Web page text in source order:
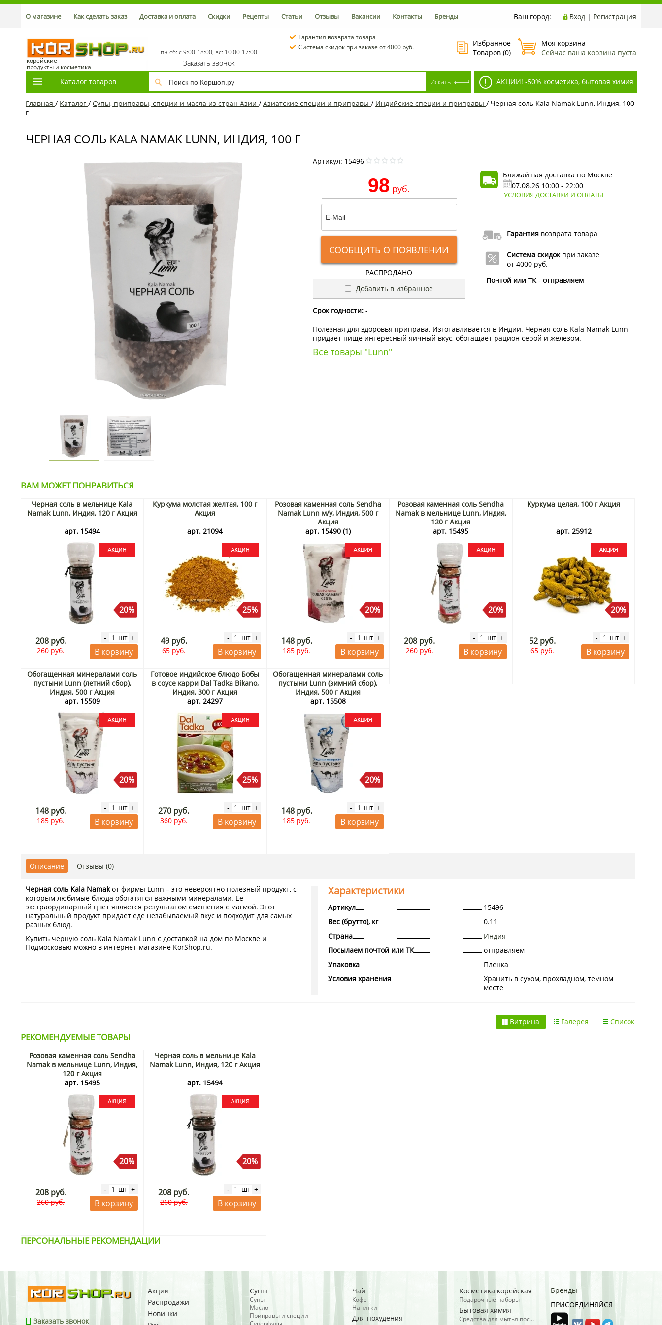
Ваш город: Вход | Регистрация
О магазине Как сделать заказ Доставка и оплата Скидки Рецепты Статьи Отзывы Вакансии Контакты Бренды
корейские
продукты и косметика
пн-сб: с 9:00-18:00; вс: 10:00-17:00
Заказать звонок
Гарантия возврата товара
Система скидок при заказе от 4000 руб.
Избранное
Товаров (0)
Моя корзина
Сейчас ваша корзина пуста
Каталог товаров АКЦИИ! -50% косметика, бытовая химия
Главная / Каталог / Супы, приправы, специи и масла из стран Азии / Азиатские специи и приправы / Индийские специи и приправы / Черная соль Kala Namak Lunn, Индия, 100
г
ЧЕРНАЯ СОЛЬ KALA NAMAK LUNN, ИНДИЯ, 100 Г
Артикул: 15496
98 руб.
СООБЩИТЬ О ПОЯВЛЕНИИ
РАСПРОДАНО
Добавить в избранное
Ближайшая доставка по Москве
07.08.26 10:00 - 22:00
УСЛОВИЯ ДОСТАВКИ И ОПЛАТЫ
Гарантиявозврата товара
Система скидокпри заказе
от 4000 руб.
Почтой или ТК- отправляем
Срок годности:-
Полезная для здоровья приправа. Изготавливается в Индии. Черная соль Kala Namak Lunn
придает пище интересный яичный вкус, обогащает рацион серой и железом.
Все товары "Lunn"
ВАМ МОЖЕТ ПОНРАВИТЬСЯ
Черная соль в мельнице Kala
Namak Lunn, Индия, 120 г Акция
арт. 15494
20%
208 руб.
260 руб.
- шт +
В корзину
Куркума молотая желтая, 100 г
Акция
арт. 21094
25%
49 руб.
65 руб.
- шт +
В корзину
Розовая каменная соль Sendha
Namak Lunn м/у, Индия, 500 г
Акция
арт. 15490 (1)
20%
148 руб.
185 руб.
- шт +
В корзину
Розовая каменная соль Sendha
Namak в мельнице Lunn, Индия,
120 г Акция
арт. 15495
20%
208 руб.
260 руб.
- шт +
В корзину
Куркума целая, 100 г Акция
арт. 25912
20%
52 руб.
65 руб.
- шт +
В корзину
Обогащенная минералами соль
пустыни Lunn (летний сбор),
Индия, 500 г Акция
арт. 15509
20%
148 руб.
185 руб.
- шт +
В корзину
Готовое индийское блюдо Бобы
в соусе карри Dal Tadka Bikano,
Индия, 300 г Акция
арт. 24297
25%
270 руб.
360 руб.
- шт +
В корзину
Обогащенная минералами соль
пустыни Lunn (зимний сбор),
Индия, 500 г Акция
арт. 15508
20%
148 руб.
185 руб.
- шт +
В корзину
Описание Отзывы (0)
Характеристики
Артикул
15496
Вес (брутто), кг
0.11
Страна
Индия
Посылаем почтой или ТК
отправляем
Упаковка
Пленка
Условия хранения
Хранить в сухом, прохладном, темном
месте
Черная соль Kala Namakот фирмы Lunn – это невероятно полезный продукт, с
которым любимые блюда обогатятся важными минералами. Ее
экстраординарный цвет является результатом смешения с магмой. Этот
натуральный продукт придает еде незабываемый вкус и подходит для самых
разных блюд.
Купить черную соль Kala Namak Lunn с доставкой на дом по Москве и
Подмосковью можно в интернет-магазине KorShop.ru.
Список
Галерея
Витрина
РЕКОМЕНДУЕМЫЕ ТОВАРЫ
Розовая каменная соль Sendha
Namak в мельнице Lunn, Индия,
120 г Акция
арт. 15495
20%
208 руб.
260 руб.
- шт +
В корзину
Черная соль в мельнице Kala
Namak Lunn, Индия, 120 г Акция
арт. 15494
20%
208 руб.
260 руб.
- шт +
В корзину
ПЕРСОНАЛЬНЫЕ РЕКОМЕНДАЦИИ
Заказать звонок
Акции
Распродажи
Новинки
Супы
Супы
Масло
Приправы и специи
Суперфуды
Чай
Кофе
Напитки
Для похудения
Косметика корейская
Подарочные наборы
Бытовая химия
Средства для мытья посуды
Бренды
ПРИСОЕДИНЯЙСЯ